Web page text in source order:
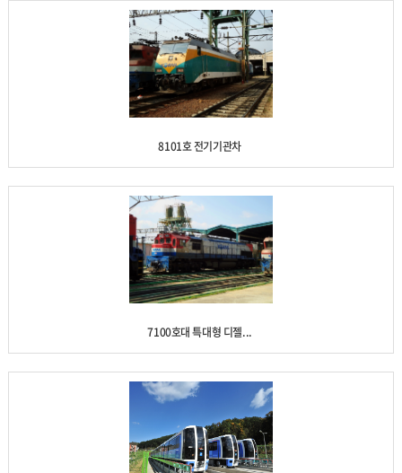
8101호 전기기관차
7100호대 특대형 디젤...